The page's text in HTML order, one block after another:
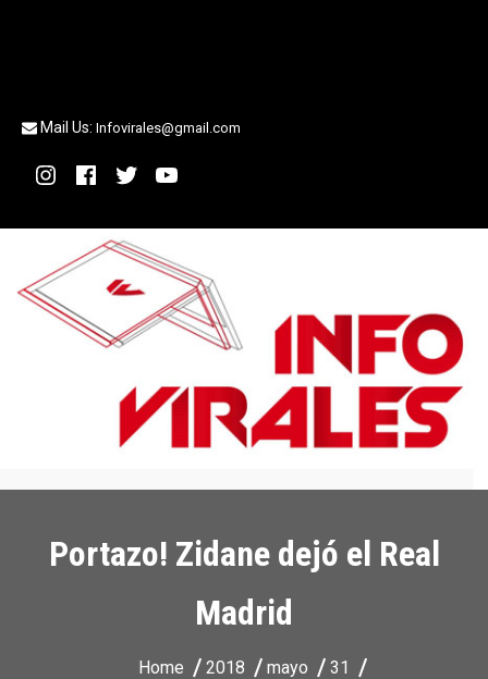
Mail Us: Infovirales@gmail.com
Portazo! Zidane dejó el Real
Madrid
Home 2018 mayo 31